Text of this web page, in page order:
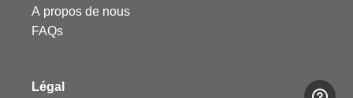
A propos de nous
FAQs
Légal